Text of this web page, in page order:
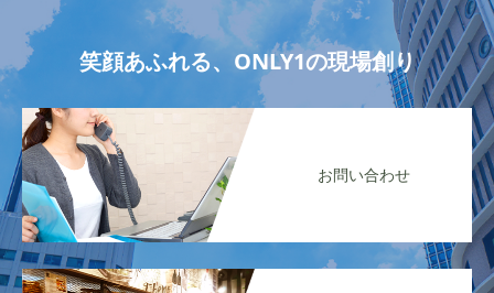
笑顔あふれる、ONLY1の現場創り
お問い合わせ